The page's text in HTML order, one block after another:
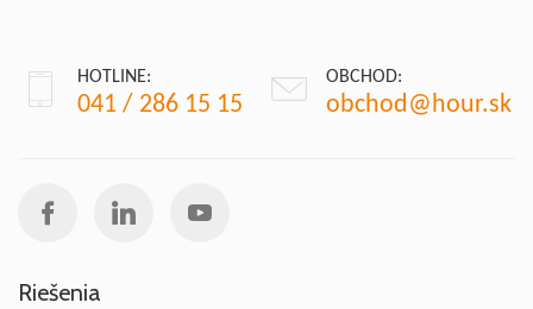
HOTLINE:
041 / 286 15 15
OBCHOD:
obchod@hour.sk
Riešenia